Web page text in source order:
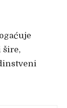
šire,